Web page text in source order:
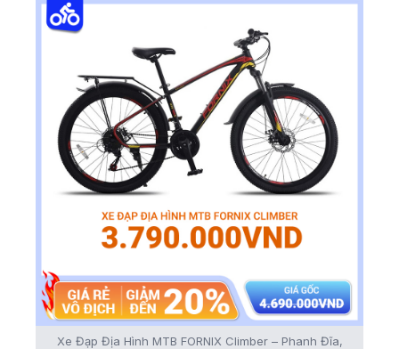
Xe Đạp Địa Hình MTB FORNIX Climber – Phanh Đĩa,